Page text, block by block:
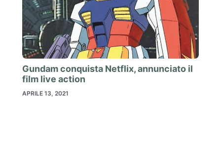
Gundam conquista Netflix, annunciato il
film live action
APRILE 13, 2021